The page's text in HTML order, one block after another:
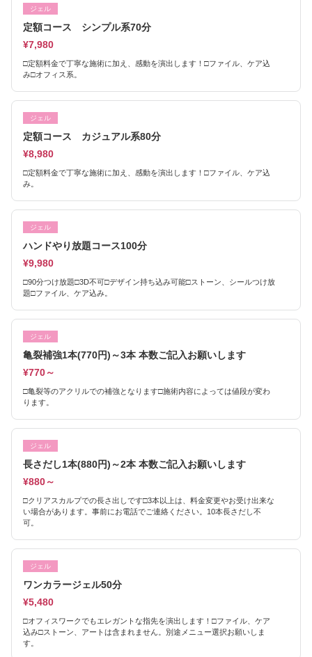
ジェル
定額コース シンプル系70分
¥7,980
□定額料金で丁寧な施術に加え、感動を演出します！□ファイル、ケア込
み□オフィス系。
ジェル
定額コース カジュアル系80分
¥8,980
□定額料金で丁寧な施術に加え、感動を演出します！□ファイル、ケア込
み。
ジェル
ハンドやり放題コース100分
¥9,980
□90分つけ放題□3D不可□デザイン持ち込み可能□ストーン、シールつけ放
題□ファイル、ケア込み。
ジェル
亀裂補強1本(770円)～3本 本数ご記入お願いします
¥770～
□亀裂等のアクリルでの補強となります□施術内容によっては値段が変わ
ります。
ジェル
長さだし1本(880円)～2本 本数ご記入お願いします
¥880～
□クリアスカルプでの長さ出しです□3本以上は、料金変更やお受け出来な
い場合があります。事前にお電話でご連絡ください。10本長さだし不
可。
ジェル
ワンカラージェル50分
¥5,480
□オフィスワークでもエレガントな指先を演出します！□ファイル、ケア
込み□ストーン、アートは含まれません。別途メニュー選択お願いしま
す。